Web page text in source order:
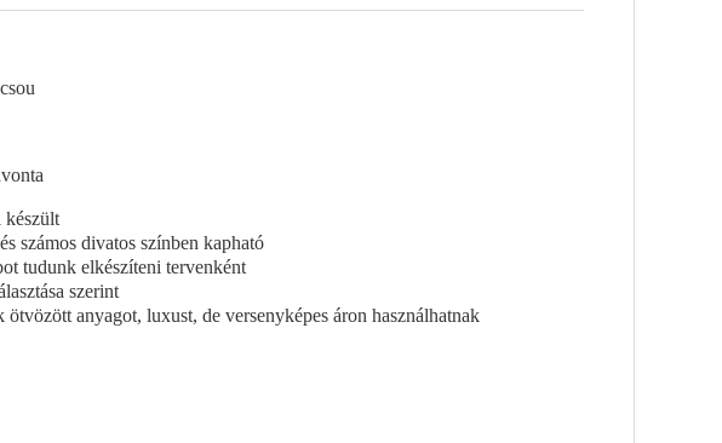
készült
számos divatos színben kapható
tudunk elkészíteni tervenként
szerint
anyagot, luxust, de versenyképes áron használhatnak